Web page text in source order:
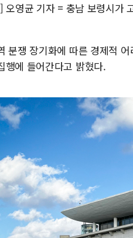
오영균 기자 = 충남 보령시가
분쟁 장기화에 따른 경제적
행에 들어간다고 밝혔다.